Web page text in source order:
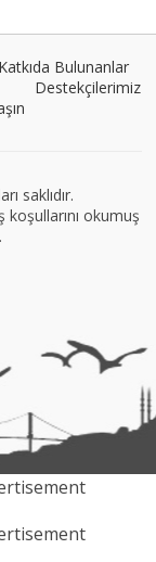
Katkıda Bulunanlar
Destekçilerimiz
saklıdır.
koşullarını okumuş